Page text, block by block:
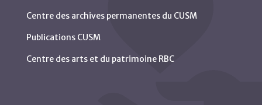
Centre des archives permanentes du CUSM
Publications CUSM
Centre des arts et du patrimoine RBC